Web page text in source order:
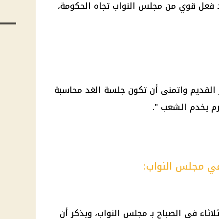
فعل قوي من مجلس النواب تجاه الحكومة،
القديم واتمنى أن تكون جلسة الغد محاسبة
يخدم الشعب ".
مجلس النواب:
في الصباح بـ مجلس النواب، ويذكر أن